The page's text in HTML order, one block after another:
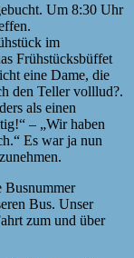
Um 8:30 Uhr
im
Frühstücksbüffet
eine Dame, die
den Teller volllud?.
als einen
– „Wir haben
Es war ja nun
Bus. Unser
zum und über